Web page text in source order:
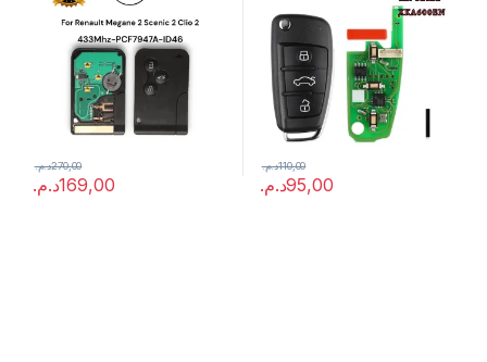
169,00د.م.
270,00د.م.
95,00د.م.
110,00د.م.